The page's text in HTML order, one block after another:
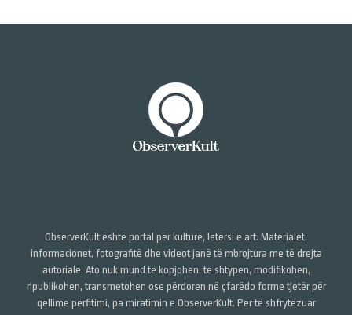
ObserverKult është portal për kulturë, letërsi e art. Materialet,
informacionet, fotografitë dhe videot janë të mbrojtura me të drejta
autoriale. Ato nuk mund të kopjohen, të shtypen, modifikohen,
ripublikohen, transmetohen ose përdoren në çfarëdo forme tjetër për
qëllime përfitimi, pa miratimin e ObserverKult. Për të shfrytëzuar